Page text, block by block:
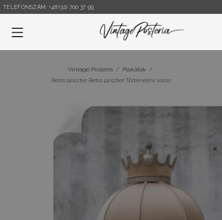
TELEFONSZÁM: +48 (32) 700 37 99
Menü
Vintage Posteria / Plakátok /
Retro poszter Retro poszter Történelmi város